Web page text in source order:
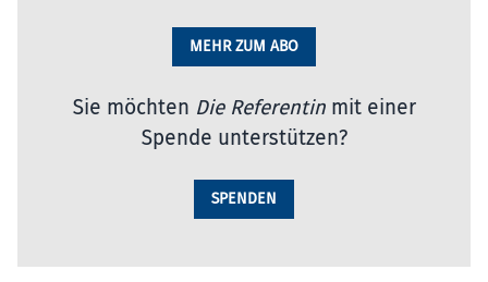
MEHR ZUM ABO
Sie möchten Die Referentinmit einer
Spende unterstützen?
SPENDEN